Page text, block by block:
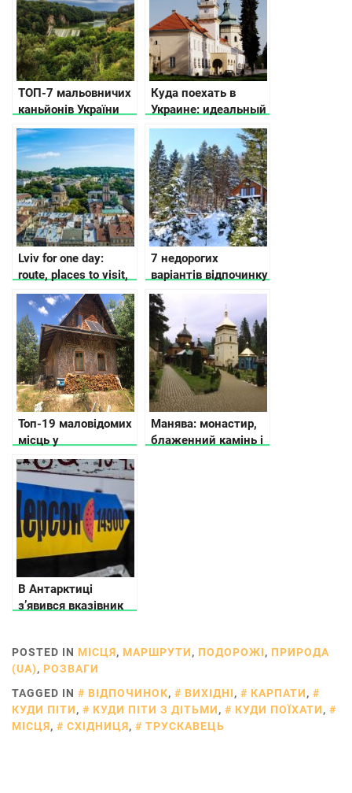
ТОП-7 мальовничих
каньйонів України
Куда поехать в
Украине: идеальный
город Жолква –
места,
достопримечательности,
история
Lviv for one day:
route, places to visit,
where to eat and what
to look
7 недорогих
варіантів відпочинку
в Карпатах
Топ-19 маловідомих
місць у
Житомирській
області: що
подивитися, куди
поїхати
Манява: монастир,
блаженний камінь і
В Антарктиці
з’явився вказівник
POSTED IN МІСЦЯ, МАРШРУТИ, ПОДОРОЖІ, ПРИРОДА
(UA), РОЗВАГИ
TAGGED IN
ВІДПОЧИНОК, ВИХІДНІ, КАРПАТИ,
КУДИ ПІТИ, КУДИ ПІТИ З ДІТЬМИ, КУДИ ПОЇХАТИ,
МІСЦЯ, СХІДНИЦЯ, ТРУСКАВЕЦЬ